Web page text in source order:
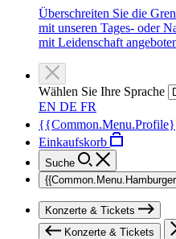
Überschreiten Sie die
mit unseren Tages- oder
mit Leidenschaft
Wählen Sie Ihre Sprache
EN DE FR
Einkaufskorb
Suche
Konzerte & Tickets
Konzerte & Tickets